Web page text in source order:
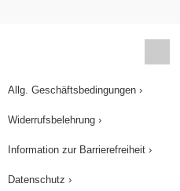
Allg. Geschäftsbedingungen ›
Widerrufsbelehrung ›
Information zur Barrierefreiheit ›
Datenschutz ›